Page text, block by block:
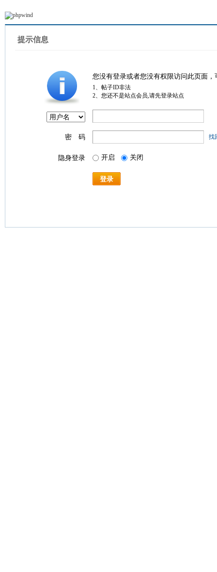
提示信息
您没有登录或者您没有权限访问此页面
1、帖子ID非法
2、您还不是站点会员,请先登录站点
密 码 找
隐身登录 开启 关闭
登录